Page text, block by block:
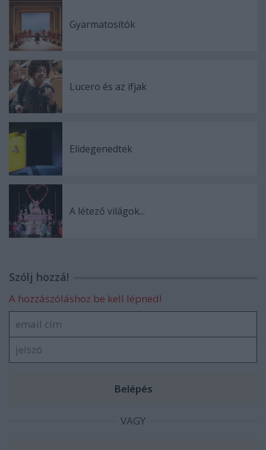
Gyarmatosítók
Lucero és az ifjak
Elidegenedtek
A létező világok...
Szólj hozzá!
A hozzászóláshoz be kell lépned!
VAGY